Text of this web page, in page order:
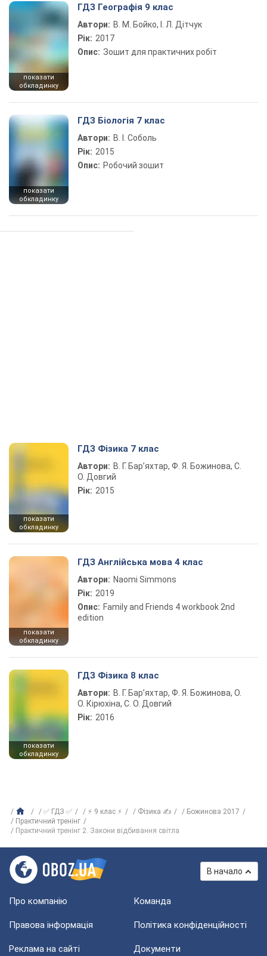
показати
обкладинку
ГДЗ Географія 9 клас
Автори: В. М. Бойко, І. Л. Дітчук
Рік: 2017
Опис: Зошит для практичних робіт
показати
обкладинку
ГДЗ Біологія 7 клас
Автори: В. І. Соболь
Рік: 2015
Опис: Робочий зошит
показати
обкладинку
ГДЗ Фізика 7 клас
Автори: В. Г. Бар’яхтар, Ф. Я. Божинова, С.
О. Довгий
Рік: 2015
показати
обкладинку
ГДЗ Англійська мова 4 клас
Автори: Naomi Simmons
Рік: 2019
Опис: Family and Friends 4 workbook 2nd
edition
показати
обкладинку
ГДЗ Фізика 8 клас
Автори: В. Г. Бар’яхтар, Ф. Я. Божинова, О.
О. Кірюхіна, С. О. Довгий
Рік: 2016
✅ ГДЗ ✅ ⚡ 9 клас ⚡ Фізика ✍
Божинова 2017
Практичний тренінг
Практичний тренінг 2. Закони відбивання світла
В начало
Про компанію Команда
Правова інформація Політика конфіденційності
Реклама на сайті Документи